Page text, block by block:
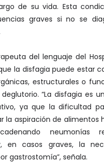
de su vida. Esta
graves si no se
del lenguaje del
la disfagia puede estar
estructurales o
“La disfagia es
ya que la dificultad
la aspiración de alimentos
neumonías
en casos graves, la
gastrostomía”, señala.